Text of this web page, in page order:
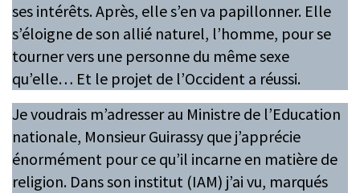
ses intérêts. Après, elle s’en va papillonner. Elle
s’éloigne de son allié naturel, l’homme, pour se
tourner vers une personne du même sexe
qu’elle… Et le projet de l’Occident a réussi.
Je voudrais m’adresser au Ministre de l’Education
nationale, Monsieur Guirassy que j’apprécie
énormément pour ce qu’il incarne en matière de
religion. Dans son institut (IAM) j’ai vu, marqués